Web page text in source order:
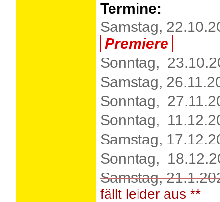
Termine:
Samstag,
Premiere
Sonntag,
Samstag,
Sonntag,
Sonntag,
Samstag,
Sonntag,
Samstag,
fällt leider aus **